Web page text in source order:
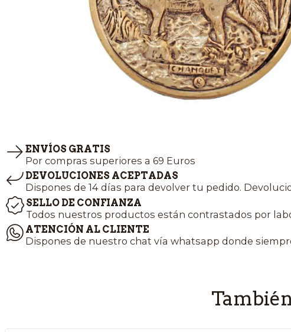
ENVÍOS GRATIS
Por compras superiores a 69 Euros
DEVOLUCIONES ACEPTADAS
Dispones de 14 días para devolver tu pedido.
SELLO DE CONFIANZA
Todos nuestros productos están contrastados por
ATENCIÓN AL CLIENTE
Dispones de nuestro chat vía whatsapp donde